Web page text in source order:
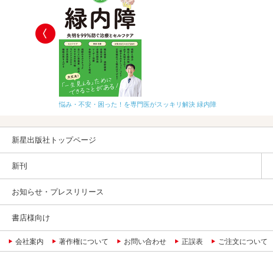
悩み・不安・困った！を専門医がスッキリ解決 緑内障
新星出版社トップページ
新刊
お知らせ・プレスリリース
書店様向け
会社案内 著作権について お問い合わせ 正誤表 ご注文について